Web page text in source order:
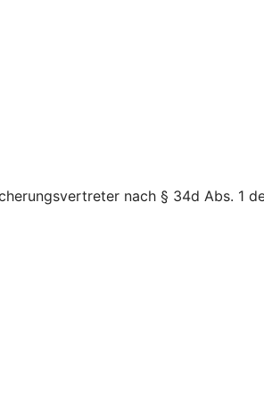
nach § 34d Abs. 1